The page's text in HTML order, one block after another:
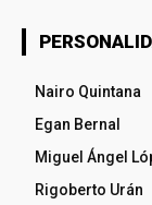
Nairo Quintana
Egan Bernal
Miguel Ángel
Rigoberto Urán